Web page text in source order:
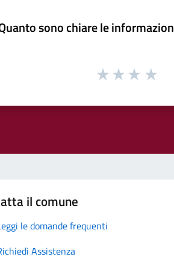
sono chiare le
il comune
le domande frequenti
Assistenza